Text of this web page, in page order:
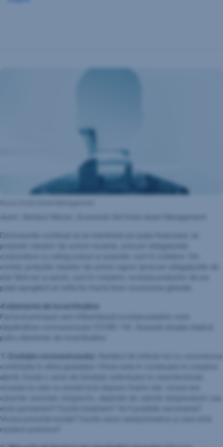
Sursa: Erste Asset Management
Autor: Gerhard Winzer, Economist Sef Erste Asset Management
Distorsiunile continuă să se manifeste pe piața financiară, iar
prețurile claselor de active riscante, precum obligațiunile
corporative cu rating scăzut și acțiunile, sunt în scădere. Din
contră, prețurile claselor de active sigure (precum obligațiunile de
stat fără risc și aurul), sunt în creștere, evoluția prețurilor de pe
piață ajungând să reflecte foarte bine recesiunea globală.
4 elemente de incertitudine
Factorul principal care influențează evoluția piețelor este
răspândirea coronavirusului (COVID-19). Această situație implică
patru elemente de incertitudine:
Numărul de infecții noi cu coronavirus
confirmate în afara granițelor Chinei este în continuare în creștere
alertă. Există o serie de întrebări referitoare la caracteristicile
virusului la care nu există încă răspuns foarte clar: virusul are
caracter sezonier (respectiv, depinde de valorile temperaturii) sau
este permanent? Există tratament? Va fi posibilă vaccinarea?
Virusul prezintă mutații? Există cazuri asimptomatice și care este
numărul acestora?